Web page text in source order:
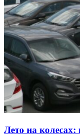
Лето на